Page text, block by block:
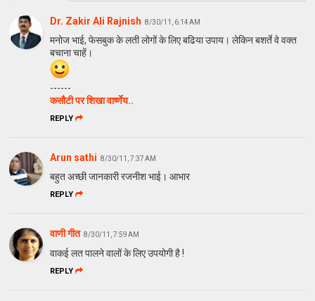
Dr. Zakir Ali Rajnish 8/30/11, 6:14 AM
मनोज भाई, फेसबुक के लती लोगों के लिए बढिया उपाय। लेकिन बशर्ते वे वक्‍त
बचाना चाहें।
------
कसौटी पर शिखा वार्ष्‍णेय..
REPLY
Arun sathi 8/30/11, 7:37 AM
बहुत अच्छी जानकारी रजनीश भाई। आभार
REPLY
वाणी गीत 8/30/11, 7:59 AM
वाकई लत पालने वालों के लिए उपयोगी है !
REPLY